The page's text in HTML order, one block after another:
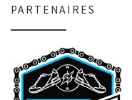
PARTENAIRES